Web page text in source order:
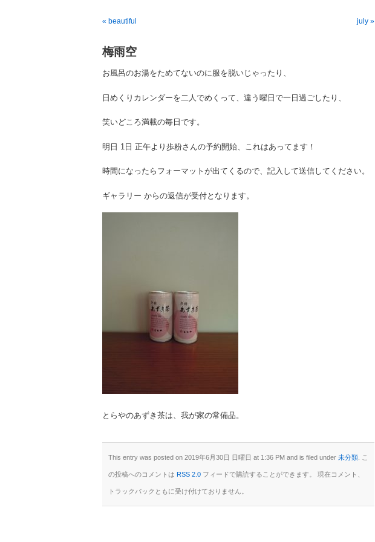
« beautiful july »
梅雨空
お風呂のお湯をためてないのに服を脱いじゃったり、
日めくりカレンダーを二人でめくって、違う曜日で一日過ごしたり、
笑いどころ満載の毎日です。
明日 1日 正午より歩粉さんの予約開始、これはあってます！
時間になったらフォーマットが出てくるので、記入して送信してください。
ギャラリー からの返信が受付となります。
とらやのあずき茶は、我が家の常備品。
This entry was posted on 2019年6月30日 日曜日 at 1:36 PM and is filed under 未分類. こ
の投稿へのコメントは RSS 2.0フィードで購読することができます。 現在コメント、
トラックバックともに受け付けておりません。